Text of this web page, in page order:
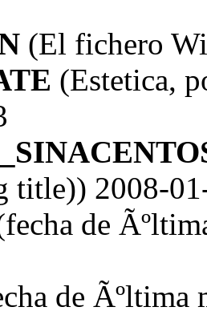
(El fichero
(Estetica,
title)) 2008-
de
de Ãºltima